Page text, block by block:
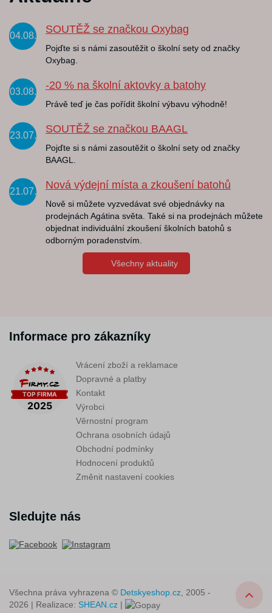
04.08.
SOUTĚŽ se značkou Oxybag
Pojďte si s námi zasoutěžit o školní sety od značky
Oxybag.
03.08.
-20 % na školní aktovky a batohy
Právě teď je čas pořídit školní výbavu výhodně!
23.07.
SOUTĚŽ se značkou BAAGL
Pojďte si s námi zasoutěžit o školní sety od značky
BAAGL.
21.07.
Nová výdejní místa a zkoušení batohů
Nově si můžete vyzvedávat své objednávky na
prodejnách Agátina světa. Také si na prodejnách můžete
objednat individuální zkoušení školních batohů s
odborným poradenstvím.
Všechny aktuality
Informace pro zákazníky
Vrácení zboží a reklamace
Dopravné a platby
Kontakt
Výrobci
Věrnostní program
Ochrana osobních údajů
Obchodní podmínky
Hodnocení produktů
Změnit nastavení cookies
Sledujte nás
Všechna práva vyhrazena © Detskyeshop.cz , 2005 -
2026 | Realizace: SHEAN.cz |